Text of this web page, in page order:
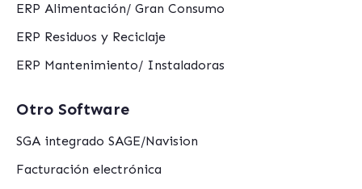
ERP Alimentación/ Gran Consumo
ERP Residuos y Reciclaje
ERP Mantenimiento/ Instaladoras
Otro Software
SGA integrado SAGE/Navision
Facturación electrónica